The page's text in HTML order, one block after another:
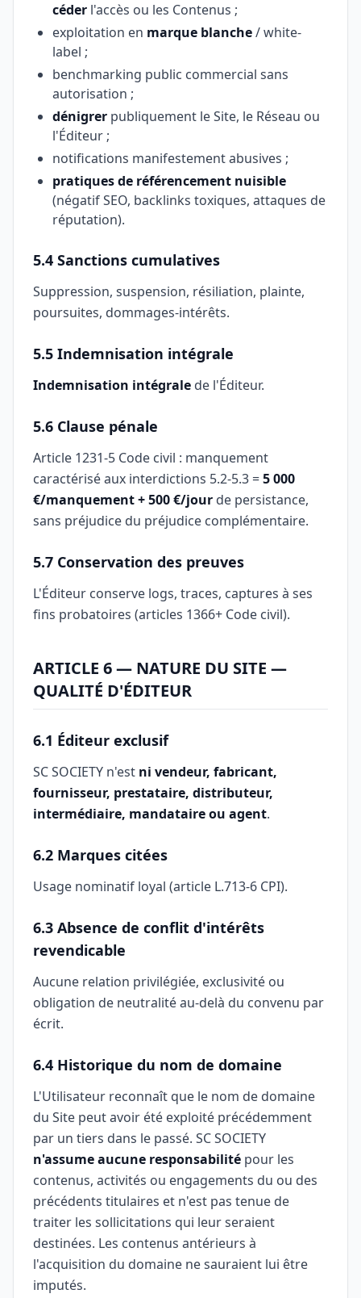
céder l'accès ou les Contenus ;
exploitation en marque blanche/ white-
label ;
benchmarking public commercial sans
autorisation ;
dénigrer publiquement le Site, le Réseau ou
l'Éditeur ;
notifications manifestement abusives ;
pratiques de référencement nuisible
(négatif SEO, backlinks toxiques, attaques de
réputation).
5.4 Sanctions cumulatives
Suppression, suspension, résiliation, plainte,
poursuites, dommages-intérêts.
5.5 Indemnisation intégrale
Indemnisation intégrale de l'Éditeur.
5.6 Clause pénale
Article 1231-5 Code civil : manquement
caractérisé aux interdictions 5.2-5.3 =5 000
€/manquement + 500 €/jour de persistance,
sans préjudice du préjudice complémentaire.
5.7 Conservation des preuves
L'Éditeur conserve logs, traces, captures à ses
fins probatoires (articles 1366+ Code civil).
ARTICLE 6 — NATURE DU SITE —
QUALITÉ D'ÉDITEUR
6.1 Éditeur exclusif
SC SOCIETY n'est ni vendeur, fabricant,
fournisseur, prestataire, distributeur,
intermédiaire, mandataire ou agent.
6.2 Marques citées
Usage nominatif loyal (article L.713-6 CPI).
6.3 Absence de conflit d'intérêts
revendicable
Aucune relation privilégiée, exclusivité ou
obligation de neutralité au-delà du convenu par
écrit.
6.4 Historique du nom de domaine
L'Utilisateur reconnaît que le nom de domaine
du Site peut avoir été exploité précédemment
par un tiers dans le passé. SC SOCIETY
n'assume aucune responsabilité pour les
contenus, activités ou engagements du ou des
précédents titulaires et n'est pas tenue de
traiter les sollicitations qui leur seraient
destinées. Les contenus antérieurs à
l'acquisition du domaine ne sauraient lui être
imputés.